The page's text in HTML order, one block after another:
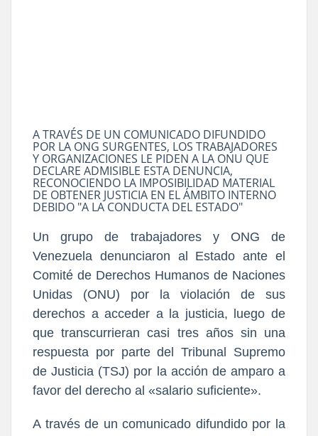
A TRAVÉS DE UN COMUNICADO DIFUNDIDO
POR LA ONG SURGENTES, LOS TRABAJADORES
Y ORGANIZACIONES LE PIDEN A LA ONU QUE
DECLARE ADMISIBLE ESTA DENUNCIA,
RECONOCIENDO LA IMPOSIBILIDAD MATERIAL
DE OBTENER JUSTICIA EN EL ÁMBITO INTERNO
DEBIDO "A LA CONDUCTA DEL ESTADO"
Un grupo de trabajadores y ONG de
Venezuela denunciaron al Estado ante el
Comité de Derechos Humanos de Naciones
Unidas (ONU) por la violación de sus
derechos a acceder a la justicia, luego de
que transcurrieran casi tres años sin una
respuesta por parte del Tribunal Supremo
de Justicia (TSJ) por la acción de amparo a
favor del derecho al «salario suficiente».
A través de un comunicado difundido por la